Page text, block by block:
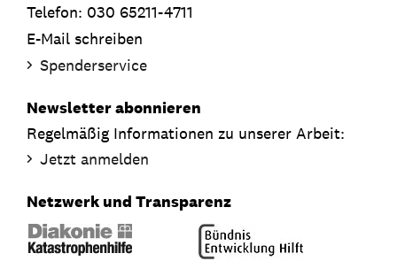
Telefon: 030 65211-4711
E-Mail schreiben
Spenderservice
Newsletter abonnieren
Regelmäßig Informationen zu unserer Arbeit:
Jetzt anmelden
Netzwerk und Transparenz